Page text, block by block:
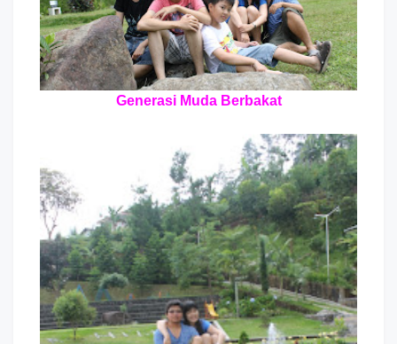
Generasi Muda Berbakat